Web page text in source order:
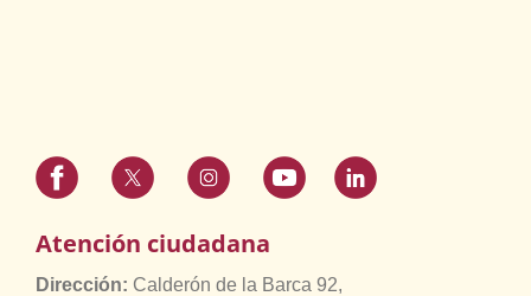
Atención ciudadana
Dirección: Calderón de la Barca 92,